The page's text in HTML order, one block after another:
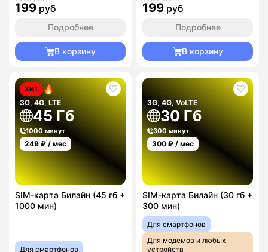
199 руб
Подробнее
В корзину
199 руб
Подробнее
В корзину
ХИТ
3G, 4G, LTE
45 Гб
1000 минут
249 ₽ / мес
SIM-карта Билайн (45 гб +
1000 мин)
Для смартфонов
3G, 4G, VoLTE
30 Гб
300 минут
300 ₽ / мес
SIM-карта Билайн (30 гб +
300 мин)
Для смартфонов
Для модемов и любых
устройств